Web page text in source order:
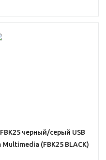
черный/серый USB
(FBK25 BLACK)